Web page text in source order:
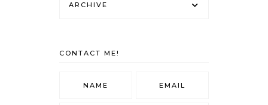
ARCHIVE
CONTACT ME!